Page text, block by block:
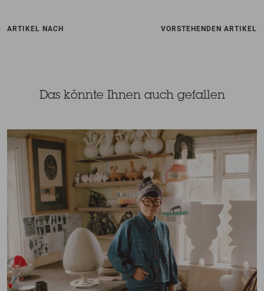
ARTIKEL NACH VORSTEHENDEN ARTIKEL
Das könnte Ihnen auch gefallen